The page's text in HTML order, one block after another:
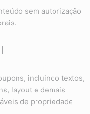
sem autorização
incluindo textos,
layout e demais
de propriedade